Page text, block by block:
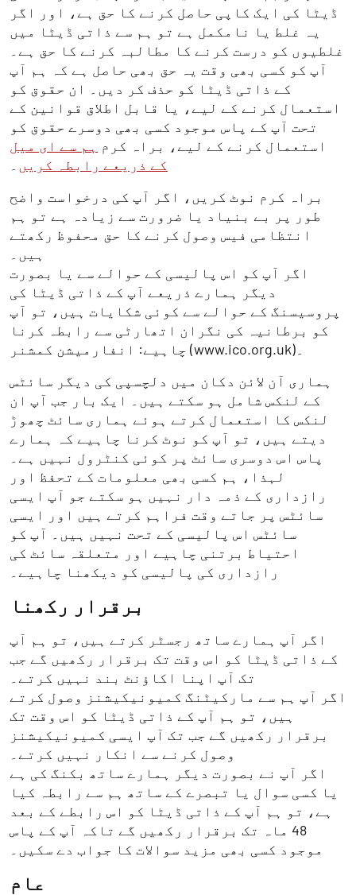
ڈیٹا کی ایک کاپی حاصل کرنے کا حق ہے، اور اگر
یہ غلط یا نامکمل ہے تو ہم سے ذاتی ڈیٹا میں
غلطیوں کو درست کرنے کا مطالبہ کرنے کا حق ہے۔
آپ کو کسی بھی وقت یہ حق بھی حاصل ہے کہ ہم آپ
کے ذاتی ڈیٹا کو حذف کر دیں۔ ان حقوق کو
استعمال کرنے کے لیے، یا قابل اطلاق قوانین کے
تحت آپ کے پاس موجود کسی بھی دوسرے حقوق کو
استعمال کرنے کے لیے، براہ کرم ہم سے ای میل
کے ذریعے رابطہ کریں
براہ کرم نوٹ کریں، اگر آپ کی درخواست واضح
طور پر بے بنیاد یا ضرورت سے زیادہ ہے تو ہم
انتظامی فیس وصول کرنے کا حق محفوظ رکھتے
ہیں۔
اگر آپ کو اس پالیسی کے حوالے سے یا بصورت
دیگر ہمارے ذریعے آپ کے ذاتی ڈیٹا کی
پروسیسنگ کے حوالے سے کوئی شکایات ہیں، تو آپ
کو برطانیہ کی نگران اتھارٹی سے رابطہ کرنا
ہماری آن لائن دکان میں دلچسپی کی دیگر سائٹس
کے لنکس شامل ہو سکتے ہیں۔ ایک بار جب آپ ان
لنکس کا استعمال کرتے ہوئے ہماری سائٹ چھوڑ
دیتے ہیں، تو آپ کو نوٹ کرنا چاہیے کہ ہمارے
پاس اس دوسری سائٹ پر کوئی کنٹرول نہیں ہے۔
لہذا، ہم کسی بھی معلومات کے تحفظ اور
رازداری کے ذمہ دار نہیں ہو سکتے جو آپ ایسی
سائٹس پر جاتے وقت فراہم کرتے ہیں اور ایسی
سائٹس اس پالیسی کے تحت نہیں ہیں۔ آپ کو
احتیاط برتنی چاہیے اور متعلقہ سائٹ کی
رازداری کی پالیسی کو دیکھنا چاہیے۔
برقرار رکھنا
اگر آپ ہمارے ساتھ رجسٹر کرتے ہیں، تو ہم آپ
کے ذاتی ڈیٹا کو اس وقت تک برقرار رکھیں گے جب
تک آپ اپنا اکاؤنٹ بند نہیں کرتے۔
اگر آپ ہم سے مارکیٹنگ کمیونیکیشنز وصول کرتے
ہیں، تو ہم آپ کے ذاتی ڈیٹا کو اس وقت تک
برقرار رکھیں گے جب تک آپ ایسی کمیونیکیشنز
وصول کرنے سے انکار نہیں کرتے۔
اگر آپ نے بصورت دیگر ہمارے ساتھ بکنگ کی ہے
یا کسی سوال یا تبصرے کے ساتھ ہم سے رابطہ کیا
ہے، تو ہم آپ کے ذاتی ڈیٹا کو اس رابطے کے بعد
48 ماہ تک برقرار رکھیں گے تاکہ آپ کے پاس
موجود کسی بھی مزید سوالات کا جواب دے سکیں۔
عام